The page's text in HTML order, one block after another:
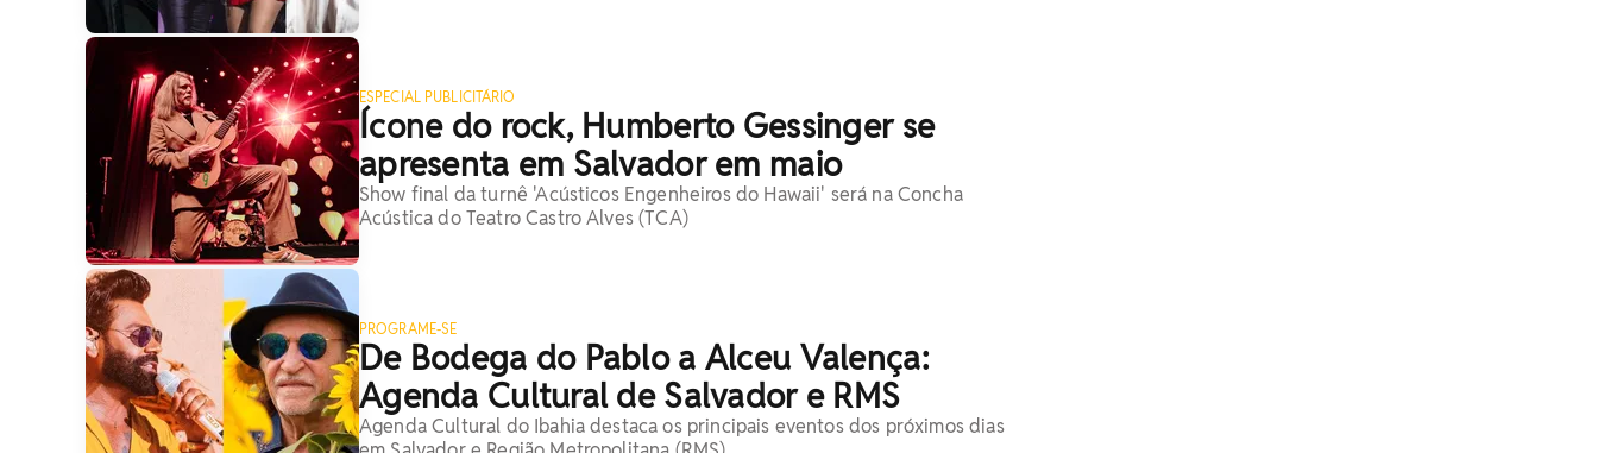
ESPECIAL PUBLICITÁRIO
Ícone do rock, Humberto Gessinger se
apresenta em Salvador em maio
Show final da turnê 'Acústicos Engenheiros do Hawaii' será na Concha
Acústica do Teatro Castro Alves (TCA)
PROGRAME-SE
De Bodega do Pablo a Alceu Valença:
Agenda Cultural de Salvador e RMS
Agenda Cultural do Ibahia destaca os principais eventos dos próximos dias